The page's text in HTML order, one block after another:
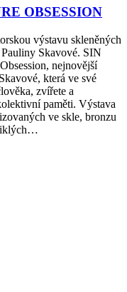
OBSESSION
výstavu skleněných
Skavové. SIN
nejnovější
která ve své
zvířete a
paměti. Výstava
ve skle, bronzu